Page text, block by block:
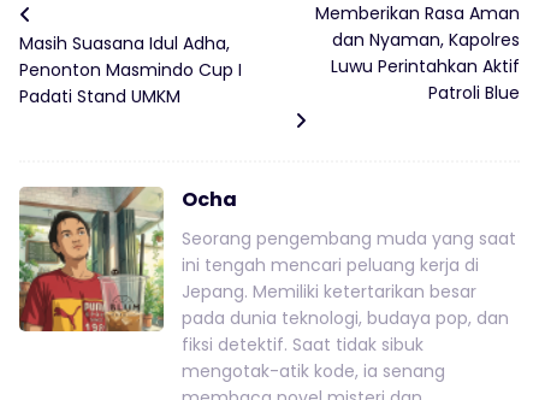
Masih Suasana Idul Adha,
Penonton Masmindo Cup I
Padati Stand UMKM
Memberikan Rasa Aman
dan Nyaman, Kapolres
Luwu Perintahkan Aktif
Patroli Blue
Ocha
Seorang pengembang muda yang saat
ini tengah mencari peluang kerja di
Jepang. Memiliki ketertarikan besar
pada dunia teknologi, budaya pop, dan
fiksi detektif. Saat tidak sibuk
mengotak-atik kode, ia senang